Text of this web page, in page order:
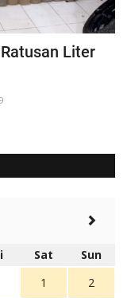
Liter
Sat
Sun
1
2